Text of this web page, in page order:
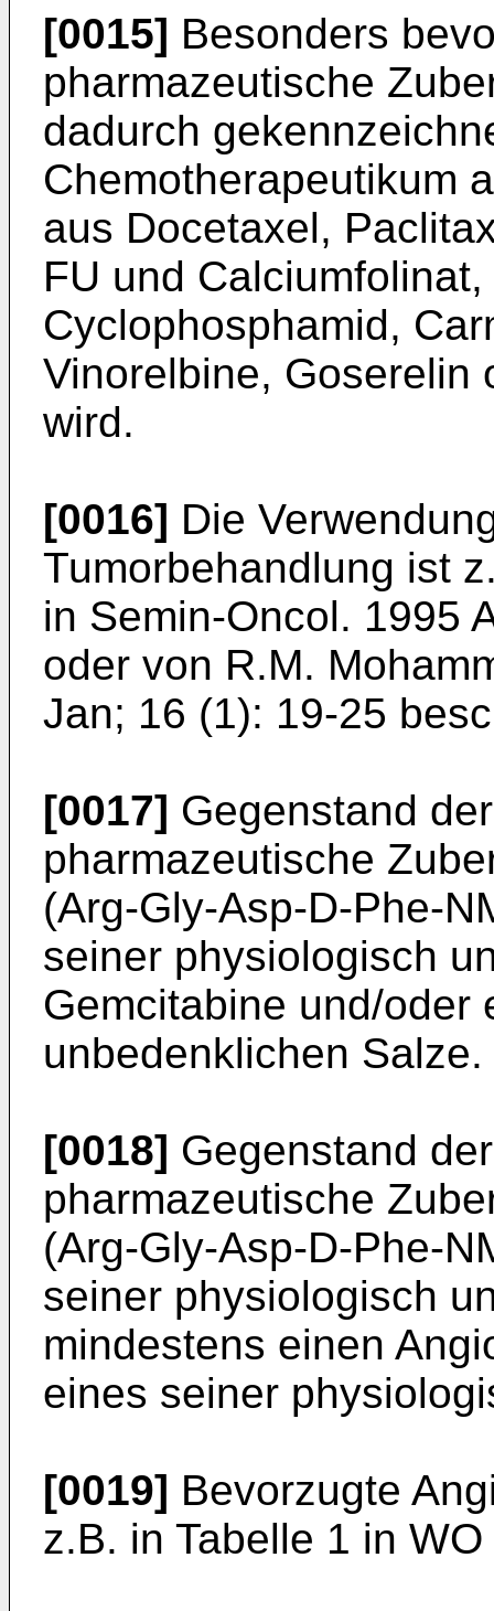
[0015] Besonders
pharmazeutische
dadurch
Chemotherapeutikum
aus Docetaxel,
FU und
Cyclophosphamid,
Vinorelbine, Goserelin
wird.
[0016] Die
Tumorbehandlung ist
in Semin-Oncol. 1995
oder von R.M.
Jan; 16 (1): 19-25
[0017] Gegenstand
pharmazeutische
(Arg-Gly-Asp-D-Phe-
seiner physiologisch
Gemcitabine und/oder
unbedenklichen Salze.
[0018] Gegenstand
pharmazeutische
(Arg-Gly-Asp-D-Phe-
seiner physiologisch
mindestens einen
eines seiner
[0019] Bevorzugte
z.B. in Tabelle 1 in